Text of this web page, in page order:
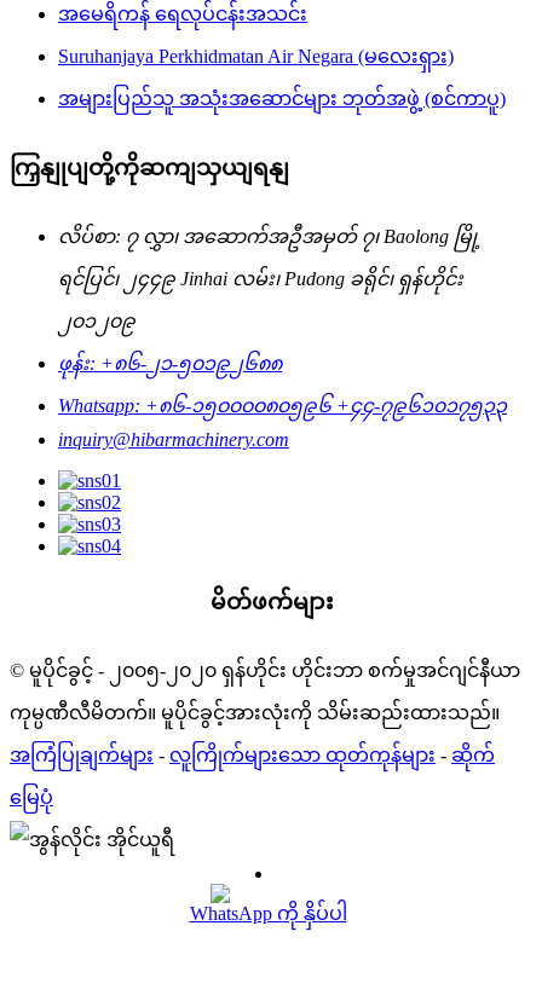
အမေရိကန် ရေလုပ်ငန်းအသင်း
Suruhanjaya Perkhidmatan Air Negara (မလေးရှား)
အများပြည်သူ အသုံးအဆောင်များ ဘုတ်အဖွဲ့ (စင်ကာပူ)
ကြှနျုပျတို့ကိုဆကျသှယျရနျ
လိပ်စာ: ၇ လွှာ၊ အဆောက်အဦအမှတ် ၇၊ Baolong မြို့
ရင်ပြင်၊ ၂၄၄၉ Jinhai လမ်း၊ Pudong ခရိုင်၊ ရှန်ဟိုင်း
၂၀၁၂၀၉
ဖုန်း: +၈၆-၂၁-၅၀၁၉၂၆၈၈
Whatsapp: +၈၆-၁၅၀၀၀၀၈၀၅၉၆ +၄၄-၇၉၆၁၀၁၇၅၃၃
inquiry@hibarmachinery.com
မိတ်ဖက်များ
© မူပိုင်ခွင့် - ၂၀၀၅-၂၀၂၀ ရှန်ဟိုင်း ဟိုင်းဘာ စက်မှုအင်ဂျင်နီယာ
ကုမ္ပဏီလီမိတက်။ မူပိုင်ခွင့်အားလုံးကို သိမ်းဆည်းထားသည်။
အကြံပြုချက်များ - လူကြိုက်များသော ထုတ်ကုန်များ - ဆိုက်
မြေပုံ
WhatsApp ကို နှိပ်ပါ